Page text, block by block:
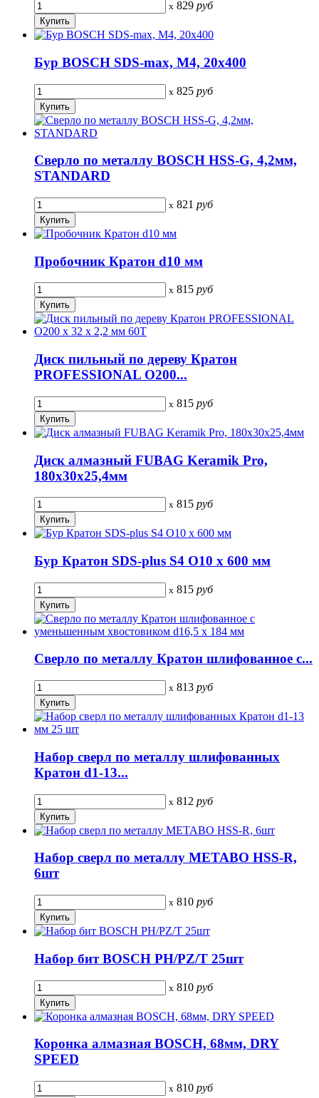
x 829 руб
Бур BOSCH SDS-max, M4, 20x400
x 825 руб
Сверло по металлу BOSCH HSS-G, 4,2мм,
STANDARD
x 821 руб
Пробочник Кратон d10 мм
x 815 руб
Диск пильный по дереву Кратон
PROFESSIONAL O200...
x 815 руб
Диск алмазный FUBAG Keramik Pro,
180x30x25,4мм
x 815 руб
Бур Кратон SDS-plus S4 O10 х 600 мм
x 815 руб
Сверло по металлу Кратон шлифованное с...
x 813 руб
Набор сверл по металлу шлифованных
Кратон d1-13...
x 812 руб
Набор сверл по металлу METABO HSS-R,
6шт
x 810 руб
Набор бит BOSCH PH/PZ/T 25шт
x 810 руб
Коронка алмазная BOSCH, 68мм, DRY
SPEED
x 810 руб